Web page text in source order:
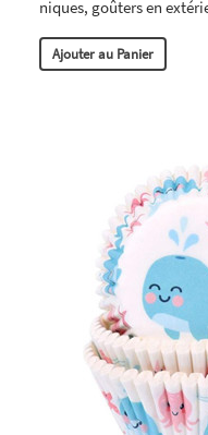
niques, goûters en
Ajouter au Panier